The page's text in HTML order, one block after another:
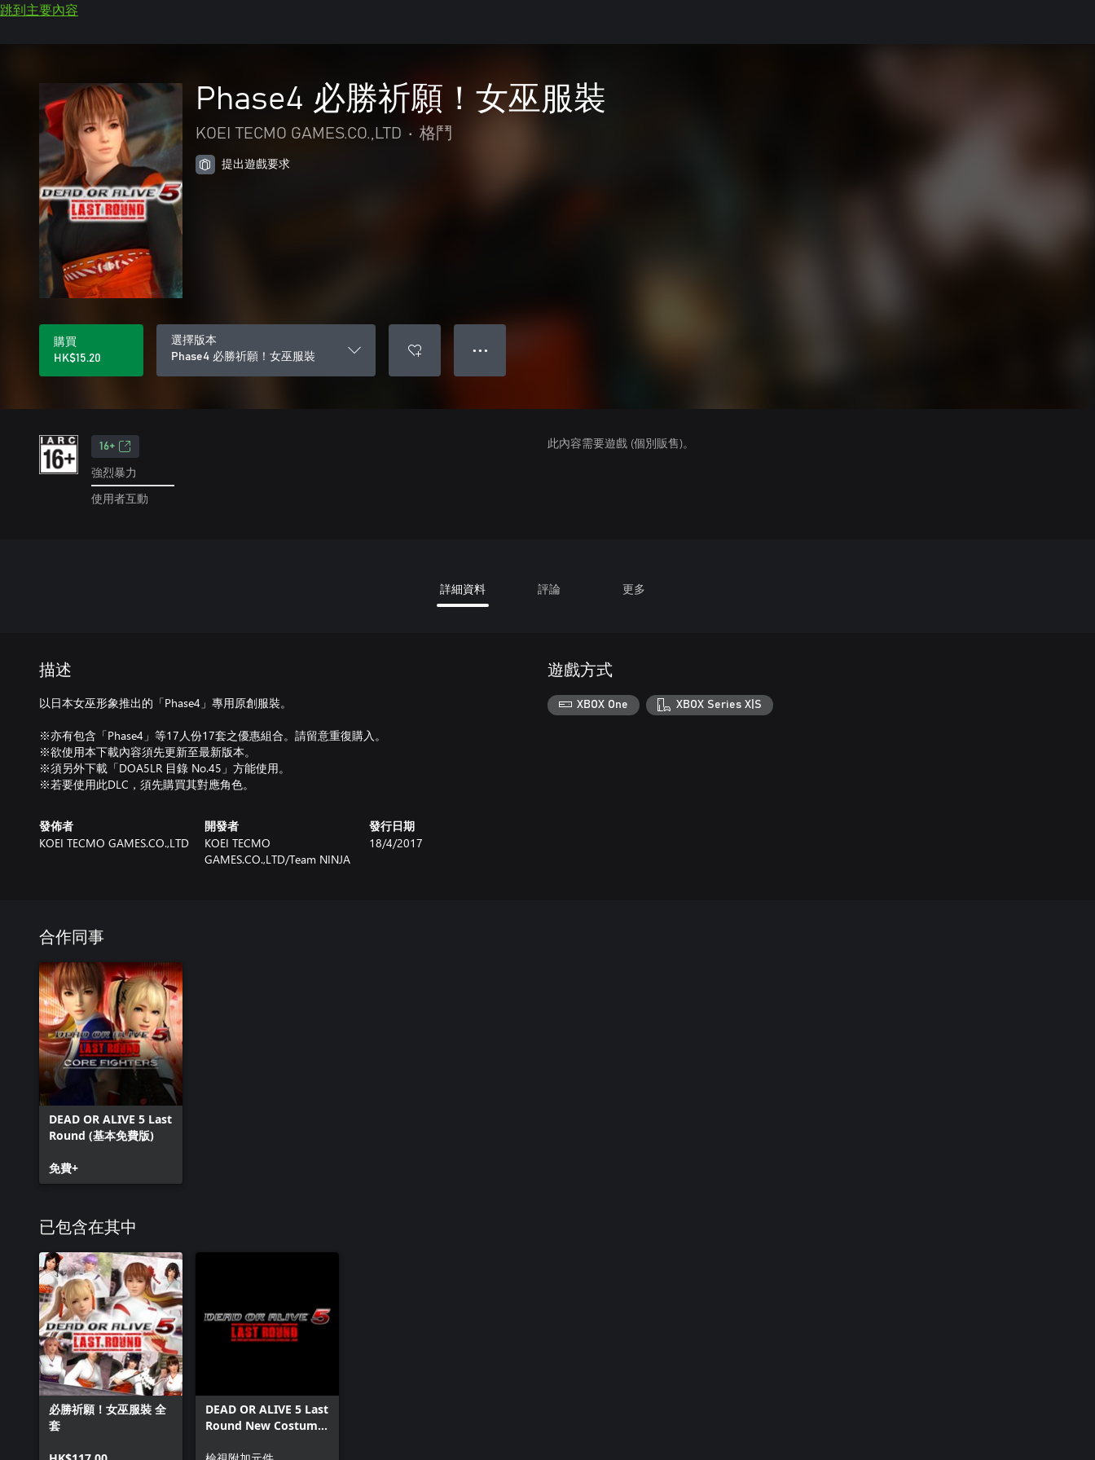
跳到主要內容
Phase4 必勝祈願！女巫服裝
KOEI TECMO GAMES.CO.,LTD • 格鬥
提出遊戲要求
購買
HK$15.20
選擇版本
Phase4 必勝祈願！女巫服裝
● ● ●
16+
強烈暴力
使用者互動
此內容需要遊戲 (個別販售)。
詳細資料 評論 更多
描述
以日本女巫形象推出的「Phase4」專用原創服裝。
※亦有包含「Phase4」等17人份17套之優惠組合。請留意重復購入。
※欲使用本下載內容須先更新至最新版本。
※須另外下載「DOA5LR 目錄 No.45」方能使用。
※若要使用此DLC，須先購買其對應角色。
發佈者
KOEI TECMO GAMES.CO.,LTD
開發者
KOEI TECMO
GAMES.CO.,LTD/Team NINJA
發行日期
18/4/2017
遊戲方式
XBOX One XBOX Series X|S
合作同事
DEAD OR ALIVE 5 Last
Round (基本免費版)
免費+
已包含在其中
必勝祈願！女巫服裝 全
套
DEAD OR ALIVE 5 Last
Round New Costume